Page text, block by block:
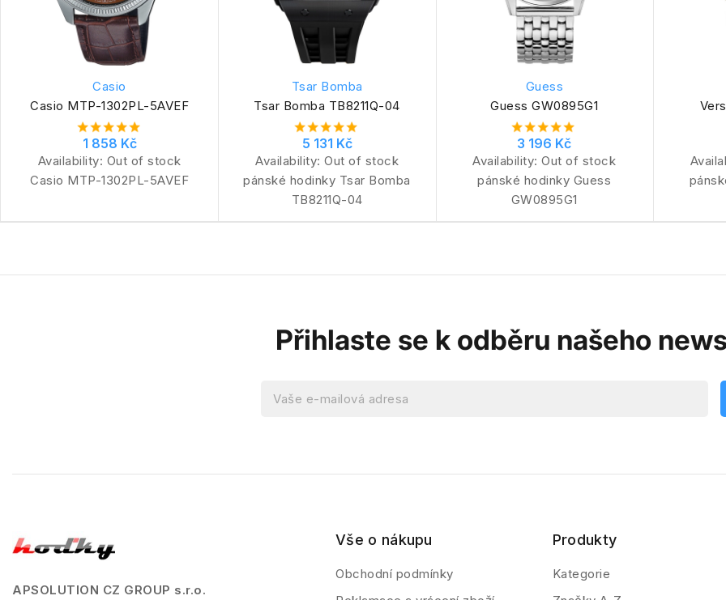
Casio
Casio MTP-1302PL-5AVEF
1 858 Kč
Availability: Out of stock
Casio MTP-1302PL-5AVEF
Tsar Bomba
Tsar Bomba TB8211Q-04
5 131 Kč
Availability:Out of stock
pánské hodinky Tsar Bomba
TB8211Q-04
Guess
Guess GW0895G1
3 196 Kč
Availability:Out of stock
pánské hodinky Guess
GW0895G1
Přihlaste se k odběru našeho
APSOLUTION CZ GROUP s.r.o.
Vše o nákupu
Obchodní podmínky
Produkty
Kategorie